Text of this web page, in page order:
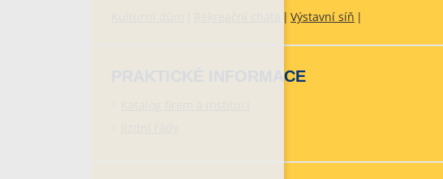
Výstavní síň
PRAKTICKÉ INFORMACE